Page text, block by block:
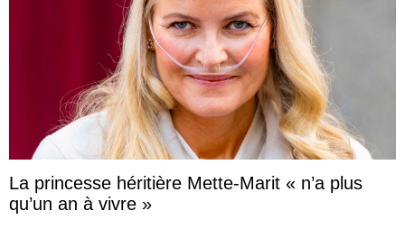
La princesse héritière Mette-Marit « n’a plus
qu’un an à vivre »